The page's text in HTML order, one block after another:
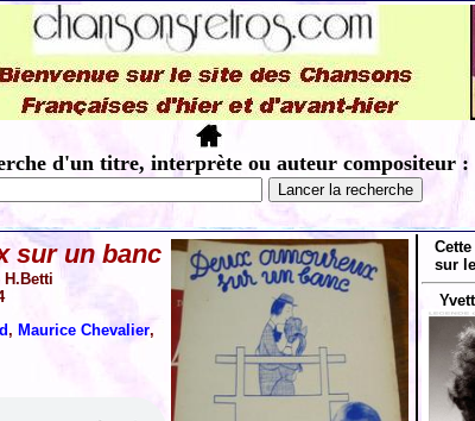
d'un titre, interprète ou auteur compositeur :
sur un banc
H.Betti
, Maurice Chevalier,
sur